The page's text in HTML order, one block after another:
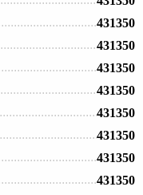
431350
431350
431350
431350
431350
431350
431350
431350